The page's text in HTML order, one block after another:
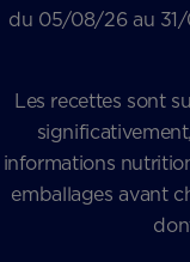
du 05/08/26 au 31/
Les recettes sont
informations
emballages avant